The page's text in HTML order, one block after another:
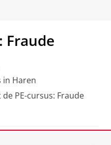
Fraude
in Haren
PE-cursus: Fraude